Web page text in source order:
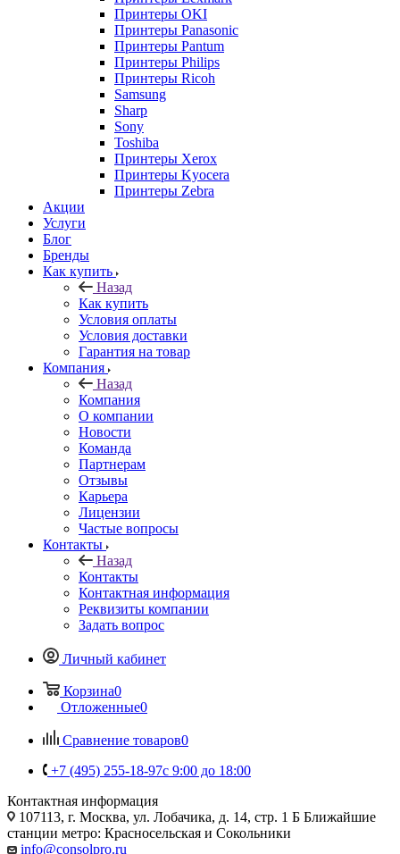
Принтеры OKI
Принтеры Panasonic
Принтеры Pantum
Принтеры Philips
Принтеры Ricoh
Samsung
Sharp
Sony
Toshiba
Принтеры Xerox
Принтеры Kyocera
Принтеры Zebra
Акции
Услуги
Блог
Бренды
Как купить
Назад
Как купить
Условия оплаты
Условия доставки
Гарантия на товар
Компания
Назад
Компания
О компании
Новости
Команда
Партнерам
Отзывы
Карьера
Лицензии
Частые вопросы
Контакты
Назад
Контакты
Контактная информация
Реквизиты компании
Задать вопрос
Личный кабинет
Корзина0
Отложенные0
Сравнение товаров0
+7 (495) 255-18-97с 9:00 до 18:00
Контактная информация
107113, г. Москва, ул. Лобачика, д. 14, стр. 1 Б Ближайшие
станции метро: Красносельская и Сокольники
info@consolpro.ru